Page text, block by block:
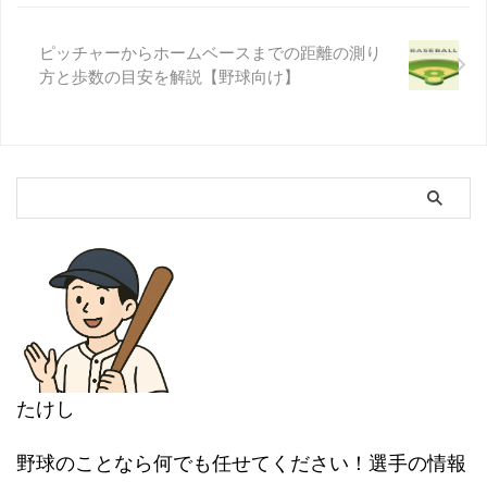
ピッチャーからホームベースまでの距離の測り
方と歩数の目安を解説【野球向け】
たけし
野球のことなら何でも任せてください！選手の情報